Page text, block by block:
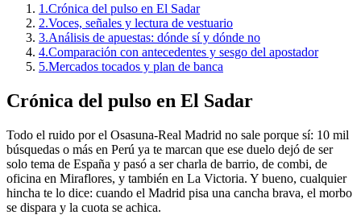
1.Crónica del pulso en El Sadar
2.Voces, señales y lectura de vestuario
3.Análisis de apuestas: dónde sí y dónde no
4.Comparación con antecedentes y sesgo del apostador
5.Mercados tocados y plan de banca
Crónica del pulso en El Sadar
Todo el ruido por el Osasuna-Real Madrid no sale porque sí: 10 mil
búsquedas o más en Perú ya te marcan que ese duelo dejó de ser
solo tema de España y pasó a ser charla de barrio, de combi, de
oficina en Miraflores, y también en La Victoria. Y bueno, cualquier
hincha te lo dice: cuando el Madrid pisa una cancha brava, el morbo
se dispara y la cuota se achica.